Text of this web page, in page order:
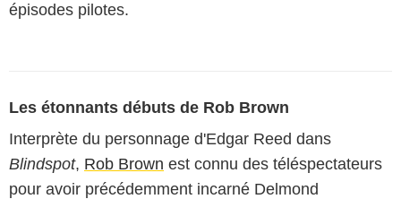
épisodes pilotes.
Les étonnants débuts de Rob Brown
Interprète du personnage d'Edgar Reed dans
Blindspot, Rob Brown est connu des téléspectateurs
pour avoir précédemment incarné Delmond